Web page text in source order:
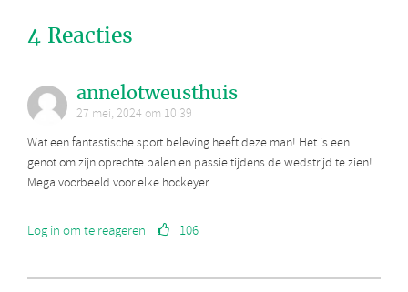
4 Reacties
annelotweusthuis
27 mei, 2024 om 10:39
Wat een fantastische sport beleving heeft deze man! Het is een
genot om zijn oprechte balen en passie tijdens de wedstrijd te zien!
Mega voorbeeld voor elke hockeyer.
Log in om te reageren 106